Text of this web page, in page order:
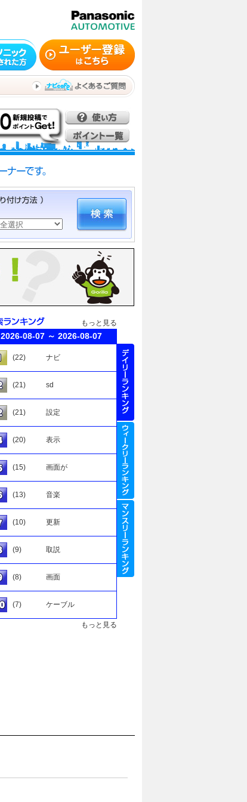
もっと見る
2026-08-07 ～ 2026-08-07
(22) ナビ
(21) sd
(21) 設定
(20) 表示
(15) 画面が
(13) 音楽
(10) 更新
(9) 取説
(8) 画面
(7) ケーブル
もっと見る